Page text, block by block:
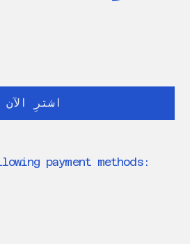
اشترِ الآن
payment methods: